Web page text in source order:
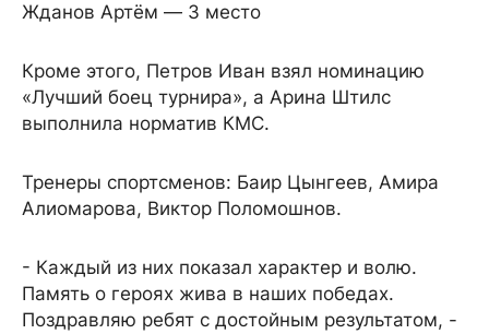
Жданов Артём — 3 место
Кроме этого, Петров Иван взял номинацию
«Лучший боец турнира», а Арина Штилс
выполнила норматив КМС.
Тренеры спортсменов: Баир Цынгеев, Амира
Алиомарова, Виктор Поломошнов.
- Каждый из них показал характер и волю.
Память о героях жива в наших победах.
Поздравляю ребят с достойным результатом, -